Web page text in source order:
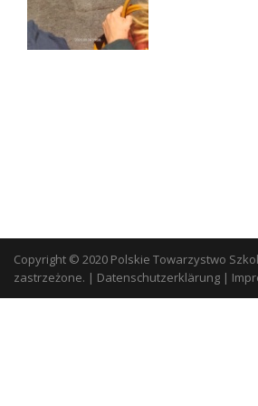
Copyright © 2020 Polskie Towarzystwo
zastrzeżone. | Datenschutzerklärung |